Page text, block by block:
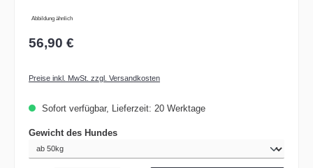
Abbildung ähnlich
56,90 €
Preise inkl. MwSt. zzgl. Versandkosten
Sofort verfügbar, Lieferzeit: 20 Werktage
Gewicht des Hundesauswählen